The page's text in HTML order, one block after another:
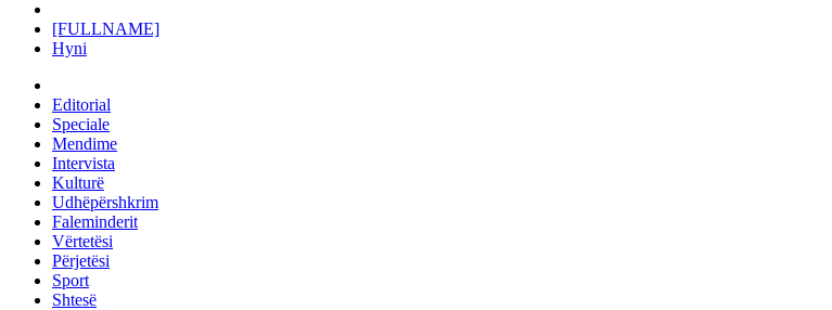
[FULLNAME]
Hyni
Editorial
Speciale
Mendime
Intervista
Kulturë
Udhëpërshkrim
Faleminderit
Vërtetësi
Përjetësi
Sport
Shtesë